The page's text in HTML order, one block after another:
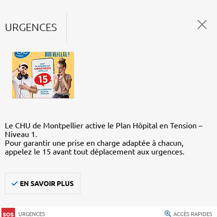
URGENCES
Le CHU de Montpellier active le Plan Hôpital en Tension –
Niveau 1.
Pour garantir une prise en charge adaptée à chacun,
appelez le 15 avant tout déplacement aux urgences.
EN SAVOIR PLUS
URGENCES ACCÈS RAPIDES